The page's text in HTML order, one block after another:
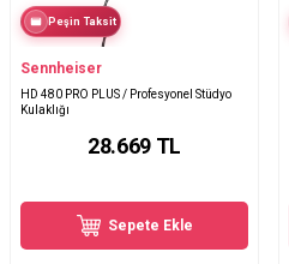
Peşin Taksit
Sennheiser
HD 480 PRO PLUS / Profesyonel Stüdyo
Kulaklığı
28.669TL
Sepete Ekle